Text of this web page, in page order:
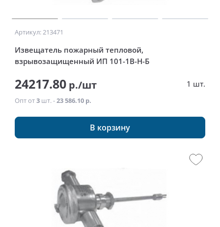
Артикул: 213471
Извещатель пожарный тепловой,
взрывозащищенный ИП 101-1В-Н-Б
24217.80 р./шт 1 шт.
Опт от3 шт. -23 586.10 р.
В корзину